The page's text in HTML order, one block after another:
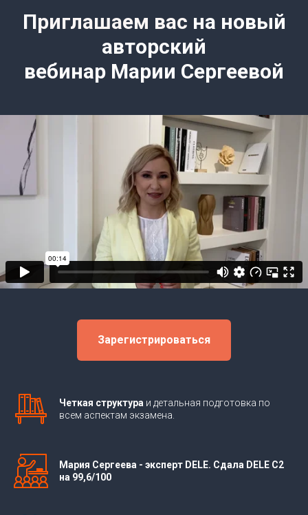
Приглашаем вас на новый
авторский
вебинар Марии Сергеевой
Зарегистрироваться
Четкая структура и детальная подготовка по
всем аспектам экзамена.
Мария Сергеева - эксперт DELE. Сдала DELE C2
на 99,6/100